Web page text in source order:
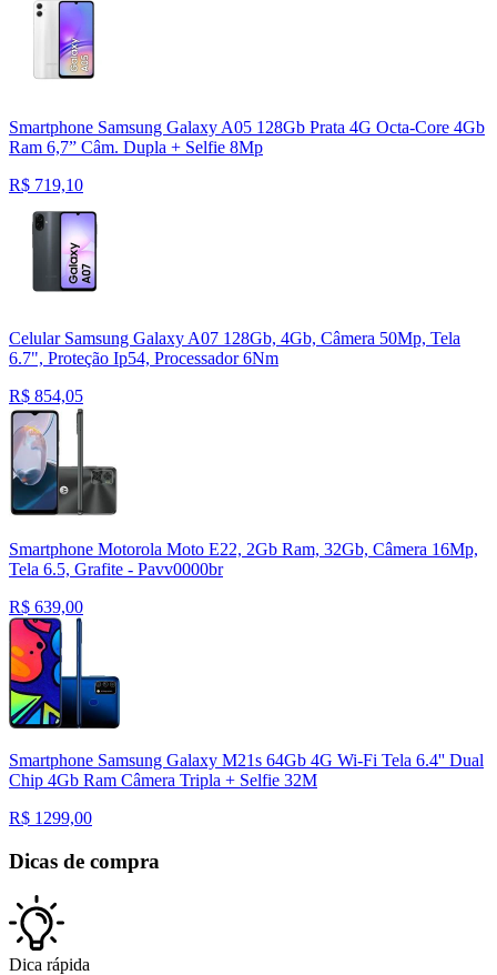
Smartphone Samsung Galaxy A05 128Gb Prata 4G Octa-Core 4Gb
Ram 6,7” Câm. Dupla + Selfie 8Mp
R$ 719,10
Celular Samsung Galaxy A07 128Gb, 4Gb, Câmera 50Mp, Tela
6.7", Proteção Ip54, Processador 6Nm
R$ 854,05
Smartphone Motorola Moto E22, 2Gb Ram, 32Gb, Câmera 16Mp,
Tela 6.5, Grafite - Pavv0000br
R$ 639,00
Smartphone Samsung Galaxy M21s 64Gb 4G Wi-Fi Tela 6.4'' Dual
Chip 4Gb Ram Câmera Tripla + Selfie 32M
R$ 1299,00
Dicas de compra
Dica rápida